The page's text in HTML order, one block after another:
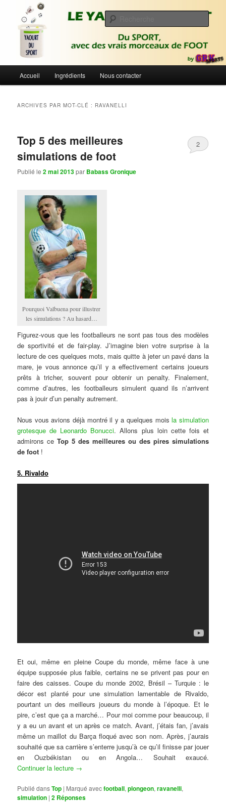
contenu
contenu
secondaireLe Yaourt du Sport
Du sport avec des vrais morceaux de foot | Gronique's Sports Blog
principal
Accueil Ingrédients Nous contacter
ARCHIVES PAR MOT-CLÉ : RAVANELLI
Top 5 des meilleures
simulations de foot
Publié le2 mai 2013par Babass Gronique
2
Pourquoi Valbuena pour illustrer
les simulations ? Au hasard…
Figurez-vous que les footballeurs ne sont pas tous des modèles
de sportivité et de fair-play. J’imagine bien votre surprise à la
lecture de ces quelques mots, mais quitte à jeter un pavé dans la
mare, je vous annonce qu’il y a effectivement certains joueurs
prêts à tricher, souvent pour obtenir un penalty. Finalement,
comme d’autres, les footballeurs simulent quand ils n’arrivent
pas à jouir d’un penalty autrement.
Nous vous avions déjà montré il y a quelques moisla simulation
grotesque de Leonardo Bonucci. Allons plus loin cette fois et
admirons ceTop 5 des meilleures ou des pires simulations
de foot !
5. Rivaldo
Et oui, même en pleine Coupe du monde, même face à une
équipe supposée plus faible, certains ne se privent pas pour en
faire des caisses. Coupe du monde 2002, Brésil – Turquie : le
décor est planté pour une simulation lamentable de Rivaldo,
pourtant un des meilleurs joueurs du monde à l’époque. Et le
pire, c’est que ça a marché… Pour moi comme pour beaucoup, il
y a eu un avant et un après ce match. Avant, j’étais fan, j’avais
même un maillot du Barça floqué avec son nom. Après, j’aurais
souhaité que sa carrière s’enterre jusqu’à ce qu’il finisse par jouer
en Ouzbékistan ou en Angola… Souhait exaucé.
Continuer la lecture →
Publié dansTop | Marqué avecfootball,plongeon,ravanelli,
simulation |2 Réponses